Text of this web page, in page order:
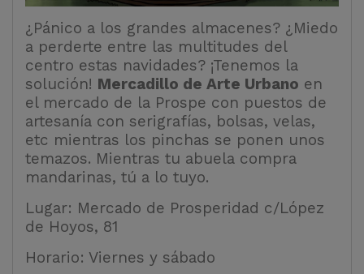
¿Pánico a los grandes almacenes? ¿Miedo
a perderte entre las multitudes del
centro estas navidades? ¡Tenemos la
solución! Mercadillo de Arte Urbano en
el mercado de la Prospe con puestos de
artesanía con serigrafías, bolsas, velas,
etc mientras los pinchas se ponen unos
temazos. Mientras tu abuela compra
mandarinas, tú a lo tuyo.
Lugar: Mercado de Prosperidad c/López
de Hoyos, 81
Horario: Viernes y sábado